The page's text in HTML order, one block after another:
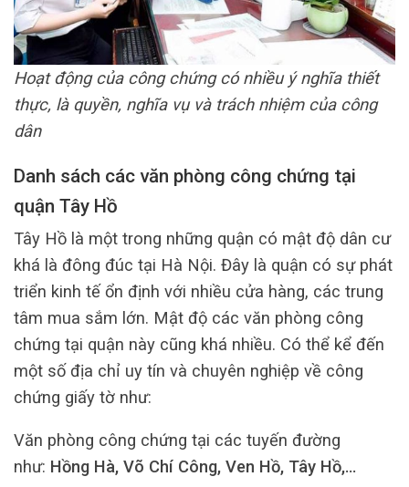
Hoạt động của công chứng có nhiều ý nghĩa thiết
thực, là quyền, nghĩa vụ và trách nhiệm của công
dân
Danh sách các văn phòng công chứng tại
quận Tây Hồ
Tây Hồ là một trong những quận có mật độ dân cư
khá là đông đúc tại Hà Nội. Đây là quận có sự phát
triển kinh tế ổn định với nhiều cửa hàng, các trung
tâm mua sắm lớn. Mật độ các văn phòng công
chứng tại quận này cũng khá nhiều. Có thể kể đến
một số địa chỉ uy tín và chuyên nghiệp về công
chứng giấy tờ như:
Văn phòng công chứng tại các tuyến đường
như: Hồng Hà, Võ Chí Công, Ven Hồ, Tây Hồ,…